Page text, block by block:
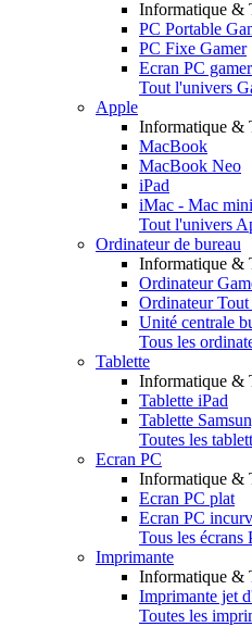
Informatique &
PC Portable
PC Fixe Gamer
Ecran PC gamer
Tout l'univers
Apple
Informatique &
MacBook
MacBook Neo
iPad
iMac - Mac mini
Tout l'univers
Ordinateur de bureau
Informatique &
Ordinateur
Ordinateur Tout
Unité centrale
Tous les
Tablette
Informatique &
Tablette iPad
Tablette
Toutes les
Ecran PC
Informatique &
Ecran PC plat
Ecran PC
Tous les écrans
Imprimante
Informatique &
Imprimante jet
Toutes les